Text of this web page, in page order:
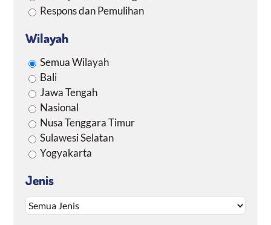
Respons dan Pemulihan
Wilayah
Semua Wilayah
Bali
Jawa Tengah
Nasional
Nusa Tenggara Timur
Sulawesi Selatan
Yogyakarta
Jenis